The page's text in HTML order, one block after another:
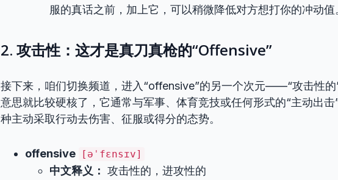
服的真话之前，加上它，可以稍微降低对方想打你的冲动值
2. 攻击性：这才是真刀真枪的“Offensive”
接下来，咱们切换频道，进入“offensive”的另一个次元——“攻击性的
意思就比较硬核了，它通常与军事、体育竞技或任何形式的“主动出
种主动采取行动去伤害、征服或得分的态势。
offensive [əˈfɛnsɪv]
中文释义： 攻击性的，进攻性的